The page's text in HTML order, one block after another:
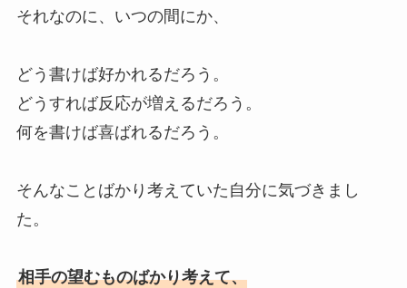
それなのに、いつの間にか、
どう書けば好かれるだろう。
どうすれば反応が増えるだろう。
何を書けば喜ばれるだろう。
そんなことばかり考えていた自分に気づきまし
た。
相手の望むものばかり考えて、